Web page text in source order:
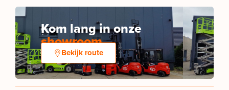
Kom lang in onze
showroom
Bekijk route